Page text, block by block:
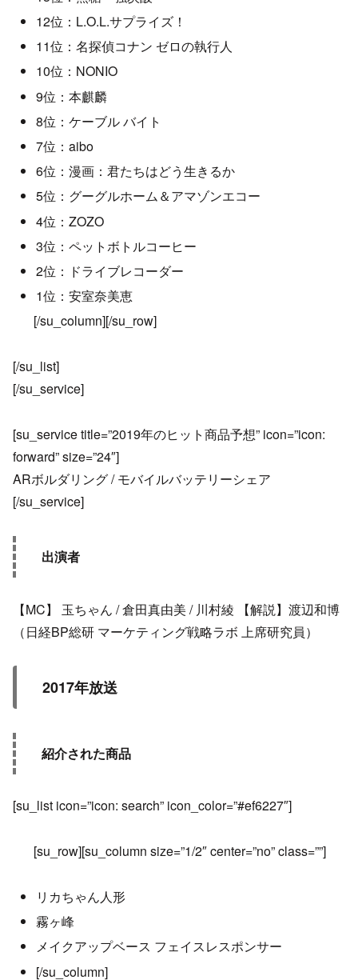
12位：L.O.L.サプライズ！
11位：名探偵コナン ゼロの執行人
10位：NONIO
9位：本麒麟
8位：ケーブル バイト
7位：aibo
6位：漫画：君たちはどう生きるか
5位：グーグルホーム＆アマゾンエコー
4位：ZOZO
3位：ペットボトルコーヒー
2位：ドライブレコーダー
1位：安室奈美恵
[/su_column][/su_row]
[/su_list]
[/su_service]
[su_service title=”2019年のヒット商品予想” icon=”icon:
forward” size=”24″]
ARボルダリング / モバイルバッテリーシェア
[/su_service]
出演者
【MC】 玉ちゃん / 倉田真由美 / 川村綾 【解説】渡辺和博
（日経BP総研 マーケティング戦略ラボ 上席研究員）
2017年放送
紹介された商品
[su_list icon=”icon: search” icon_color=”#ef6227″]
[su_row][su_column size=”1/2″ center=”no” class=””]
リカちゃん人形
霧ヶ峰
メイクアップベース フェイスレスポンサー
[/su_column]